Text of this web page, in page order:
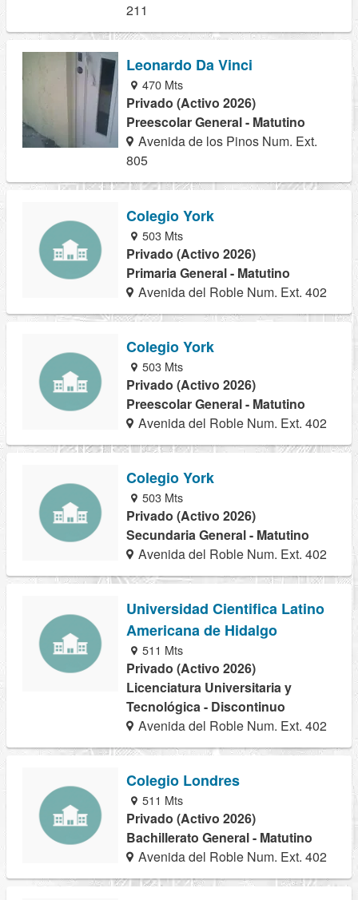
211
Leonardo Da Vinci
470 Mts
Privado (Activo 2026)
Preescolar General - Matutino
Avenida de los Pinos Num. Ext.
805
Colegio York
503 Mts
Privado (Activo 2026)
Primaria General - Matutino
Avenida del Roble Num. Ext. 402
Colegio York
503 Mts
Privado (Activo 2026)
Preescolar General - Matutino
Avenida del Roble Num. Ext. 402
Colegio York
503 Mts
Privado (Activo 2026)
Secundaria General - Matutino
Avenida del Roble Num. Ext. 402
Universidad Cientifica Latino
Americana de Hidalgo
511 Mts
Privado (Activo 2026)
Licenciatura Universitaria y
Tecnológica - Discontinuo
Avenida del Roble Num. Ext. 402
Colegio Londres
511 Mts
Privado (Activo 2026)
Bachillerato General - Matutino
Avenida del Roble Num. Ext. 402